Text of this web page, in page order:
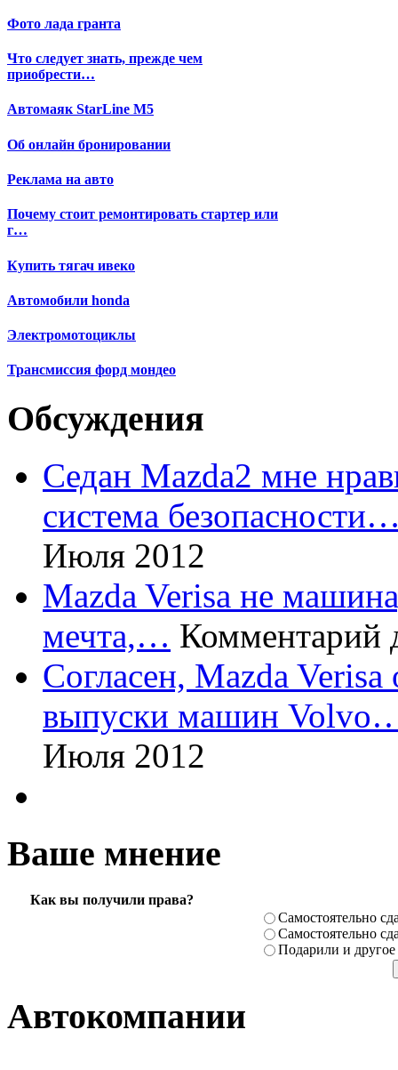
Фото лада гранта
Что следует знать, прежде чем
приобрести…
Автомаяк StarLine М5
Об онлайн бронировании
Реклама на авто
Почему стоит ремонтировать стартер или
г…
Купить тягач ивеко
Автомобили honda
Электромотоциклы
Трансмиссия форд мондео
Обсуждения
Седан Mazda2 мне
система
Июля 2012
Mazda Verisa не
мечта,… Комментарий
Согласен, Mazda
выпуски машин
Июля 2012
Ваше мнение
Как вы получили права?
Самостоя­тельно
Самостоя­тельно
Подарили­ и другое
Автокомпании